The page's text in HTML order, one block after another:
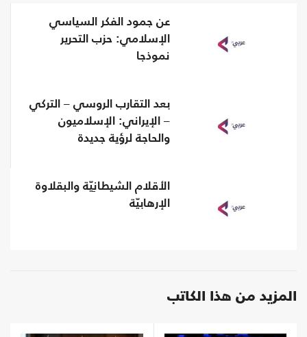
عن جمود الفكر السياسي
الإسلامي: حزب التحرير
نموذجا
بعد التقارب الروسي – التركي
– الإيراني: الإسلاميون
والحاجة لرؤية جديدة
الأقلام الشيطانِيّة والبقلاوة
الإرهابيّة
المزيد من هذا الكاتب